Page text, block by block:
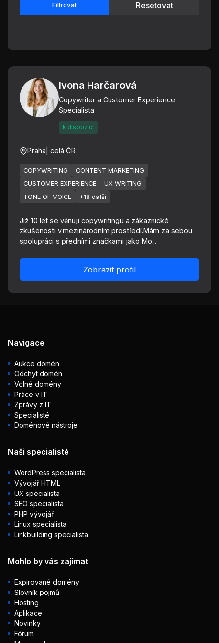
Filtrovat Resetovat
Ivona Harčarová
Copywriter a Customer Experience
Specialista
k dispozici
Praha | celá ČR
COPYWRITING
CONTENT MARKETING
CUSTOMER EXPERIENCE
UX WRITING
TONE OF VOICE
+18 další
Již 10 let se věnuji copywritingu a zákaznické
zkušenosti v mezinárodním prostředí.Mám za sebou
spolupráci s předními značkami jako Mo...
Zobrazit profil
Navigace
Aukce domén
Odchyt domén
Volné domény
Práce v IT
Zprávy z IT
Specialisté
Doménové nástroje
Naši specialisté
WordPress specialista
Vývojář HTML
UX specialista
SEO specialista
PHP vývojář
Linux specialista
Linkbuilding specialista
Mohlo by vás zajímat
Expirované domény
Slovník pojmů
Hosting
Aplikace
Novinky
Fórum